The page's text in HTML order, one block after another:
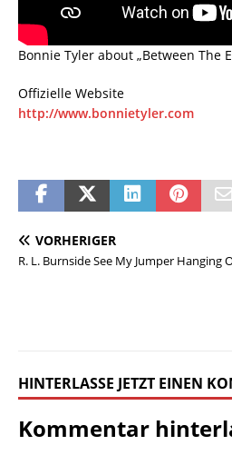
Bonnie Tyler about „Between The
Offizielle Website
http://www.bonnietyler.com
VORHERIGER
R. L. Burnside See My Jumper Hanging
HINTERLASSE JETZT EINEN
Kommentar